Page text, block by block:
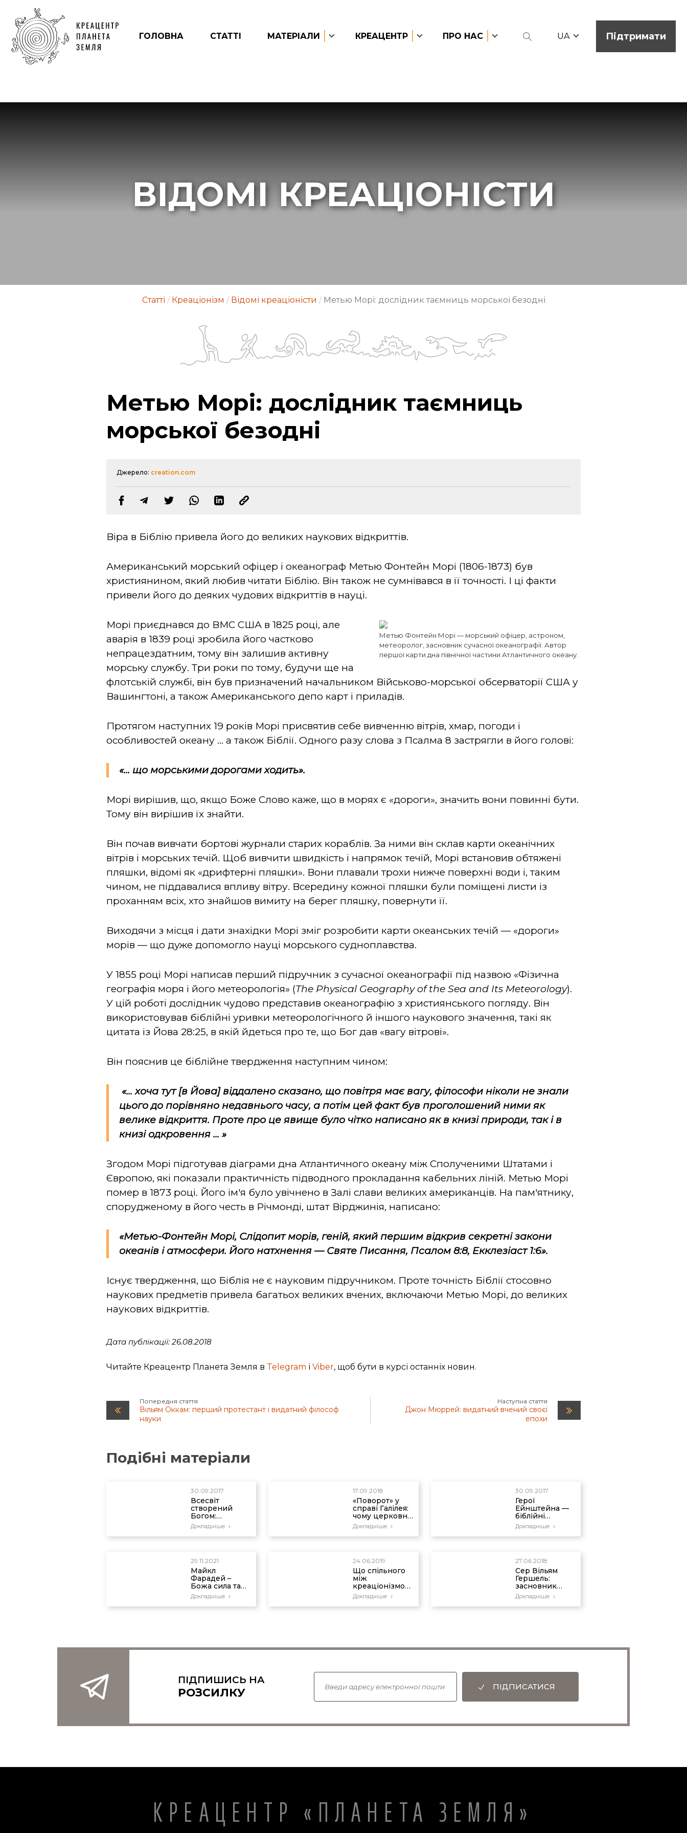
ГОЛОВНА СТАТТІ МАТЕРІАЛИ КРЕАЦЕНТР ПРО НАС UA Підтримати
ВІДОМІ КРЕАЦІОНІСТИ
Статті / Креаціонізм / Відомі креаціоністи / Метью Морі: дослідник таємниць морської безодні
Метью Морі: дослідник таємниць
морської безодні
Джерело: creation.com
Віра в Біблію привела його до великих наукових відкриттів.
Американський морський офіцер і океанограф Метью Фонтейн Морі (1806-1873) був
християнином, який любив читати Біблію. Він також не сумнівався в її точності. І ці факти
привели його до деяких чудових відкриттів в науці.
Метью Фонтейн Морі — морський офіцер, астроном,
метеоролог, засновник сучасної океанографії. Автор
першої карти дна північної частини Атлантичного океану.
Морі приєднався до ВМС США в 1825 році, але
аварія в 1839 році зробила його частково
непрацездатним, тому він залишив активну
морську службу. Три роки по тому, будучи ще на
флотській службі, він був призначений начальником Військово-морської обсерваторії США у
Вашингтоні, а також Американського депо карт і приладів.
Протягом наступних 19 років Морі присвятив себе вивченню вітрів, хмар, погоди і
особливостей океану ... а також Біблії. Одного разу слова з Псалма 8 застрягли в його голові:
«... що морськими дорогами ходить».
Морі вирішив, що, якщо Боже Слово каже, що в морях є «дороги», значить вони повинні бути.
Тому він вирішив їх знайти.
Він почав вивчати бортові журнали старих кораблів. За ними він склав карти океанічних
вітрів і морських течій. Щоб вивчити швидкість і напрямок течій, Морі встановив обтяжені
пляшки, відомі як «дрифтерні пляшки». Вони плавали трохи нижче поверхні води і, таким
чином, не піддавалися впливу вітру. Всередину кожної пляшки були поміщені листи із
проханням всіх, хто знайшов вимиту на берег пляшку, повернути її.
Виходячи з місця і дати знахідки Морі зміг розробити карти океанських течій — «дороги»
морів — що дуже допомогло науці морського судноплавства.
У 1855 році Морі написав перший підручник з сучасної океанографії під назвою «Фізична
географія моря і його метеорологія» (The Physical Geography of the Sea and Its Meteorology).
У цій роботі дослідник чудово представив океанографію з християнського погляду. Він
використовував біблійні уривки метеорологічного й іншого наукового значення, такі як
цитата із Йова 28:25, в якій йдеться про те, що Бог дав «вагу вітрові».
Він пояснив це біблійне твердження наступним чином:
«... хоча тут [в Йова] віддалено сказано, що повітря має вагу, філософи ніколи не знали
цього до порівняно недавнього часу, а потім цей факт був проголошений ними як
велике відкриття. Проте про це явище було чітко написано як в книзі природи, так і в
книзі одкровення ... »
Згодом Морі підготував діаграми дна Атлантичного океану між Сполученими Штатами і
Європою, які показали практичність підводного прокладання кабельних ліній. Метью Морі
помер в 1873 році. Його ім'я було увічнено в Залі слави великих американців. На пам'ятнику,
спорудженому в його честь в Річмонді, штат Вірджинія, написано:
«Метью-Фонтейн Морі, Слідопит морів, геній, який першим відкрив секретні закони
океанів і атмосфери. Його натхнення — Святе Писання, Псалом 8:8, Екклезіаст 1:6».
Існує твердження, що Біблія не є науковим підручником. Проте точність Біблії стосовно
наукових предметів привела багатьох великих вчених, включаючи Метью Морі, до великих
наукових відкриттів.
Дата публікації: 26.08.2018
Читайте Креацентр Планета Земля в Telegram іViber, щоб бути в курсі останніх новин.
Попередня стаття
Вільям Оккам: перший протестант і видатний філософ
науки
Наступна стаття
Джон Мюррей: видатний вчений своєї
епохи
Подібні матеріали
30.09.2017
Всесвіт
створений
Богом:
ядерний фізик
Ольховський
Владислав
Докладніше
17.09.2018
«Поворот» у
справі Галілея:
чому церковні
лідери не
прийняли
істину?
Докладніше
30.09.2017
Герої
Ейнштейна —
біблійні
креаціоністи
Докладніше
29.11.2021
Майкл
Фарадей –
Божа сила та
електрична
енергія
Докладніше
24.06.2019
Що спільного
між
креаціонізмом
і еволюцією?
Докладніше
27.06.2018
Сер Вільям
Гершель:
засновник
сучасної
зоряної
астрономії
Докладніше
ПІДПИШИСЬ НА
РОЗСИЛКУ ПІДПИСАТИСЯ
КРЕАЦЕНТР «ПЛАНЕТА ЗЕМЛЯ»